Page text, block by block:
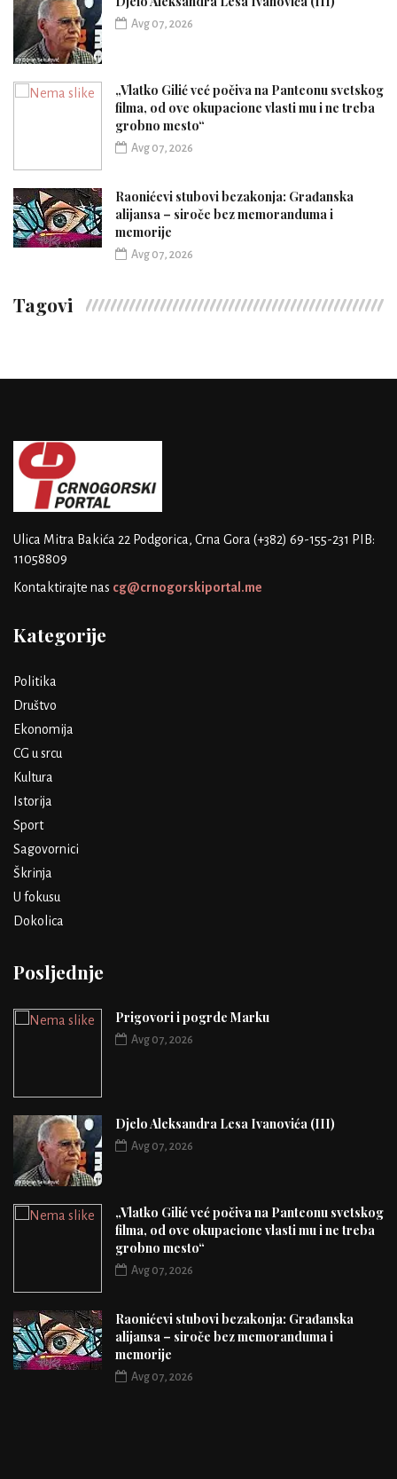
Avg 07, 2026
„Vlatko Gilić već počiva na Panteonu svetskog
filma, od ove okupacione vlasti mu i ne treba
grobno mesto“
Avg 07, 2026
Raonićevi stubovi bezakonja: Građanska
alijansa – siroče bez memoranduma i
memorije
Avg 07, 2026
Tagovi
Ulica Mitra Bakića 22 Podgorica, Crna Gora (+382) 69-155-231 PIB:
11058809
Kontaktirajte nas cg@crnogorskiportal.me
Kategorije
Politika
Društvo
Ekonomija
CG u srcu
Kultura
Istorija
Sport
Sagovornici
Škrinja
U fokusu
Dokolica
Posljednje
Prigovori i pogrde Marku
Avg 07, 2026
Djelo Aleksandra Lesa Ivanovića (III)
Avg 07, 2026
„Vlatko Gilić već počiva na Panteonu svetskog
filma, od ove okupacione vlasti mu i ne treba
grobno mesto“
Avg 07, 2026
Raonićevi stubovi bezakonja: Građanska
alijansa – siroče bez memoranduma i
memorije
Avg 07, 2026